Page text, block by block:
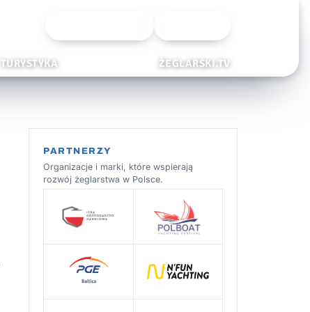
TURYSTYKA ŻEGLARSKI.TV
PARTNERZY
Organizacje i marki, które wspierają
rozwój żeglarstwa w Polsce.